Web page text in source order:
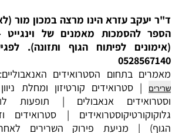
ד"ר יעקב עזרא הינו מרצה במכון מור
הספר להסמכות מאמנים של
(אימונים לפיתוח הגוף ותזונה).
0528567140
מאמרים בתחום הסטרואידים האנאבוליים:
שרירים
|סטרואידים קורטיזון ומחלת
וסטרואידים אנאבולים | תופעות
גלוקוקורטיקוסטרואידים | סטרואידים
הגוף) | מניעת פירוק השרירים